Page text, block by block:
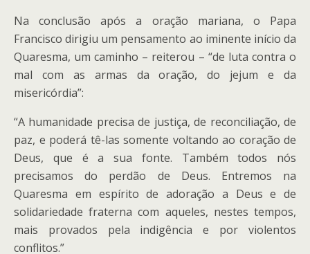
Na conclusão após a oração mariana, o Papa
Francisco dirigiu um pensamento ao iminente início da
Quaresma, um caminho – reiterou – “de luta contra o
mal com as armas da oração, do jejum e da
misericórdia”:
“A humanidade precisa de justiça, de reconciliação, de
paz, e poderá tê-las somente voltando ao coração de
Deus, que é a sua fonte. Também todos nós
precisamos do perdão de Deus. Entremos na
Quaresma em espírito de adoração a Deus e de
solidariedade fraterna com aqueles, nestes tempos,
mais provados pela indigência e por violentos
conflitos.”